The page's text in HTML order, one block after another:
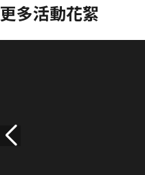
更多活動花絮